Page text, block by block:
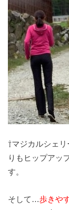
⇧マジカルシェ
りもヒップアッ
す。
そして…歩きや